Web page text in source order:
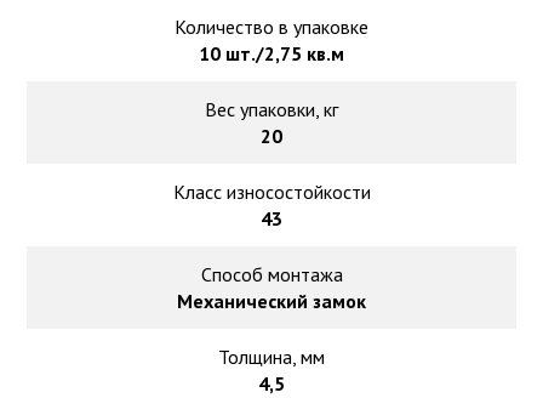
Количество в упаковке
10 шт./2,75 кв.м
Вес упаковки, кг
20
Класс износостойкости
43
Способ монтажа
Механический замок
Толщина, мм
4,5